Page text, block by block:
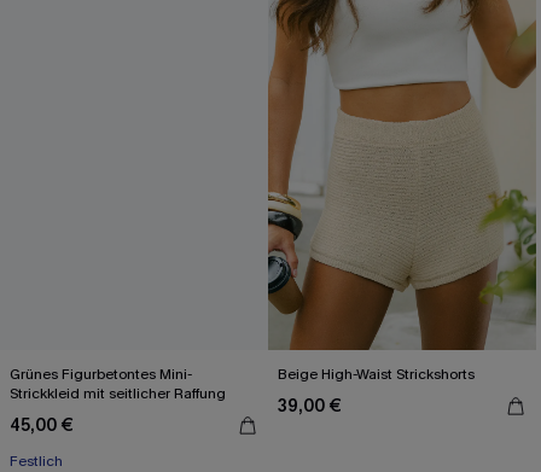
Grünes Figurbetontes Mini-
Strickkleid mit seitlicher Raffung
45,00 €
Festlich
Beige High-Waist Strickshorts
39,00 €